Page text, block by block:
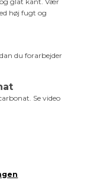
høj fugt og
du forarbejder
Se video